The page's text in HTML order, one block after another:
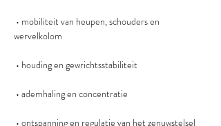
• mobiliteit van heupen, schouders en
wervelkolom
• houding en gewrichtsstabiliteit
• ademhaling en concentratie
• ontspanning en regulatie van het zenuwstelsel